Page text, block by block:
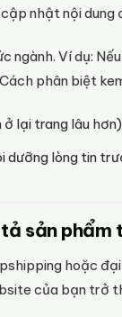
nhật nội
ngành. Ví dụ:
phân biệt
lại trang lâu
dưỡng lòng tin
sản phẩm
hoặc
của bạn trở